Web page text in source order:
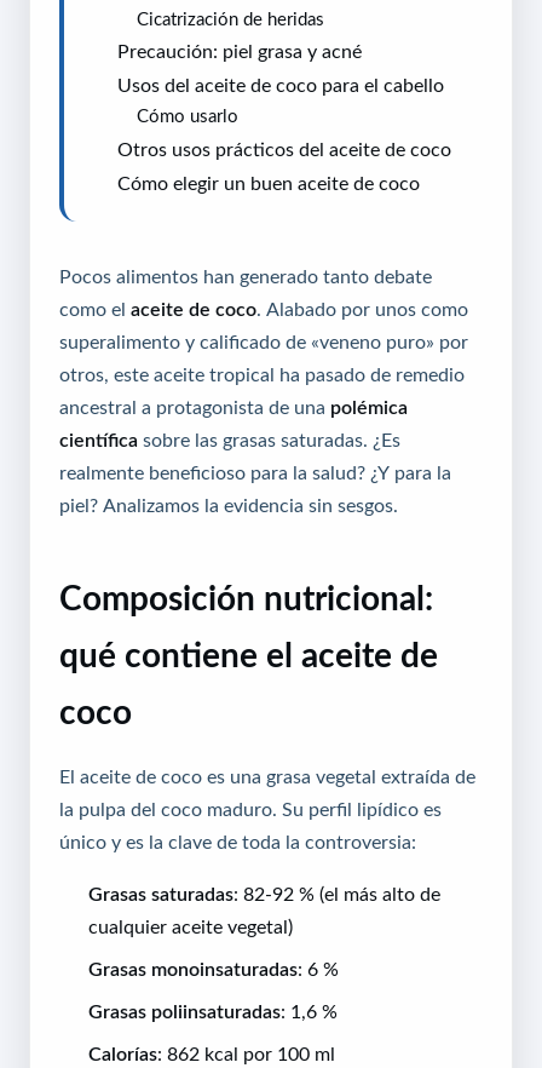
Cicatrización de heridas
Precaución: piel grasa y acné
Usos del aceite de coco para el cabello
Cómo usarlo
Otros usos prácticos del aceite de coco
Cómo elegir un buen aceite de coco
Pocos alimentos han generado tanto debate
como el aceite de coco . Alabado por unos como
superalimento y calificado de «veneno puro» por
otros, este aceite tropical ha pasado de remedio
ancestral a protagonista de una polémica
científica sobre las grasas saturadas. ¿Es
realmente beneficioso para la salud? ¿Y para la
piel? Analizamos la evidencia sin sesgos.
Composición nutricional:
qué contiene el aceite de
coco
El aceite de coco es una grasa vegetal extraída de
la pulpa del coco maduro. Su perfil lipídico es
único y es la clave de toda la controversia:
Grasas saturadas: 82-92 % (el más alto de
cualquier aceite vegetal)
Grasas monoinsaturadas: 6 %
Grasas poliinsaturadas: 1,6 %
Calorías: 862 kcal por 100 ml